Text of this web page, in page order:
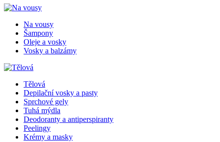
Na vousy
Šampony
Oleje a vosky
Vosky a balzámy
Tělová
Depilační vosky a pasty
Sprchové gely
Tuhá mýdla
Deodoranty a antiperspiranty
Peelingy
Krémy a masky